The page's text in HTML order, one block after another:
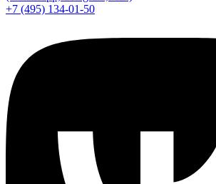
+7 (495) 134-01-50